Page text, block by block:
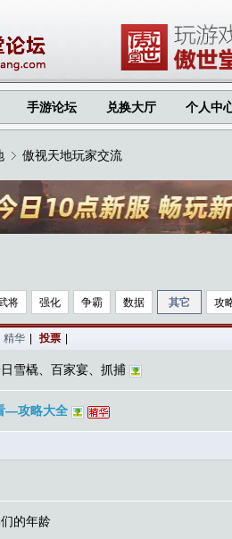
手游论坛 兑换大厅 个人中
›
傲视天地玩家交流
将 强化 争霸 数据 其它 攻
精华 投票
雪橇、百家宴、抓捕
—攻略大全
的年龄